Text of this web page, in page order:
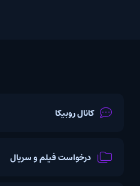
کانال روبیکا
درخواست فیلم و سریال